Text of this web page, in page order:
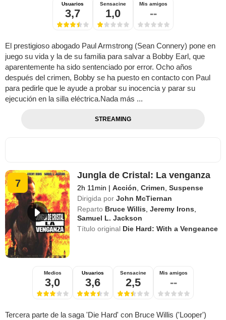
Usuarios
3,7
Sensacine
1,0
Mis amigos
--
El prestigioso abogado Paul Armstrong (Sean Connery) pone en
juego su vida y la de su familia para salvar a Bobby Earl, que
aparentemente ha sido sentenciado por error. Ocho años
después del crimen, Bobby se ha puesto en contacto con Paul
para pedirle que le ayude a probar su inocencia y parar su
ejecución en la silla eléctrica.Nada más ...
STREAMING
7
Jungla de Cristal: La venganza
2h 11min | Acción ,Crimen ,Suspense
Dirigida por John McTiernan
Reparto Bruce Willis ,Jeremy Irons
Samuel L. Jackson
Título original Die Hard: With a Vengeance
Medios
3,0
Usuarios
3,6
Sensacine
2,5
Mis amigos
--
Tercera parte de la saga 'Die Hard' con Bruce Willis ('Looper')